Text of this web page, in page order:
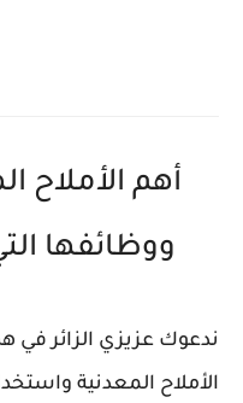
أهم الأملاح
ووظائفها
ندعوك عزيزي الزائر في
الأملاح المعدنية